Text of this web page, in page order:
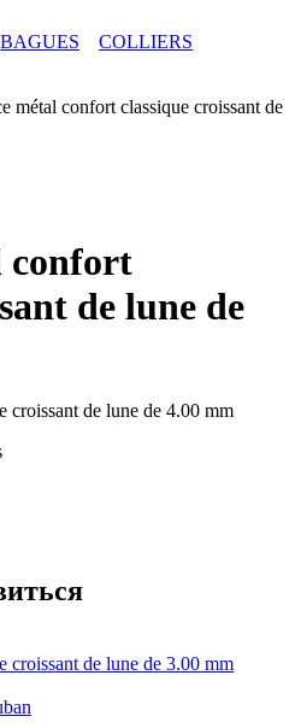
BAGUES
COLLIERS
métal confort classique croissant de
confort
de lune de
croissant de lune de 4.00 mm
croissant de lune de 3.00 mm